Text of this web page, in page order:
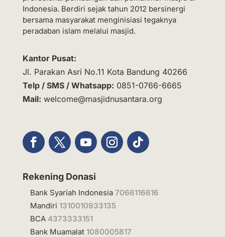
Indonesia. Berdiri sejak tahun 2012 bersinergi
bersama masyarakat menginisiasi tegaknya
peradaban islam melalui masjid.
Kantor Pusat:
Jl. Parakan Asri No.11 Kota Bandung 40266
Telp / SMS / Whatsapp: 0851-0766-6665
Mail: welcome@masjidnusantara.org
Rekening Donasi
Bank Syariah Indonesia 7066116616
Mandiri 1310010933135
BCA 4373333151
Bank Muamalat 1080005817